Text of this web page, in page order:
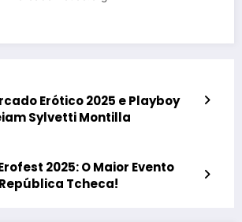
Erótico 2025 e Playboy
Sylvetti Montilla
2025: O Maior Evento
Tcheca!